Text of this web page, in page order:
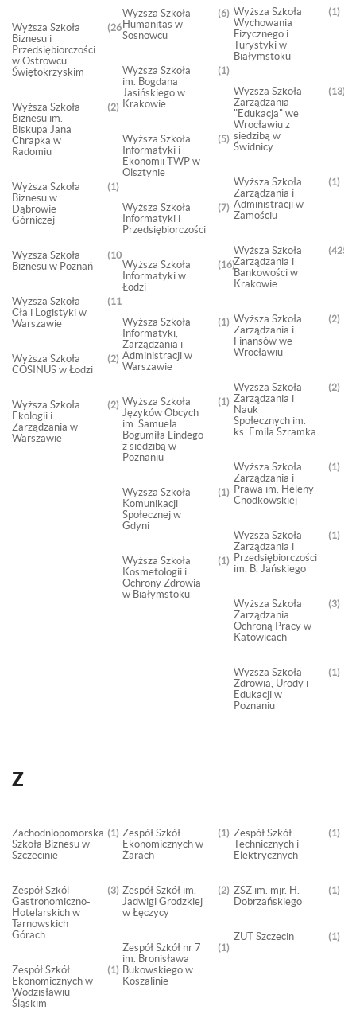
Wyższa Szkoła
Biznesu i
Przedsiębiorczości
w Ostrowcu
Świętokrzyskim
26
Wyższa Szkoła
Biznesu im.
Biskupa Jana
Chrapka w
Radomiu
2
Wyższa Szkoła
Biznesu w
Dąbrowie
Górniczej
1
Wyższa Szkoła
Biznesu w Poznań
10
Wyższa Szkoła
Cła i Logistyki w
Warszawie
11
Wyższa Szkoła
COSINUS w Łodzi
2
Wyższa Szkoła
Ekologii i
Zarządzania w
Warszawie
2
Wyższa Szkoła
Humanitas w
Sosnowcu
6
Wyższa Szkoła
im. Bogdana
Jasińskiego w
Krakowie
1
Wyższa Szkoła
Informatyki i
Ekonomii TWP w
Olsztynie
5
Wyższa Szkoła
Informatyki i
Przedsiębiorczości
7
Wyższa Szkoła
Informatyki w
Łodzi
16
Wyższa Szkoła
Informatyki,
Zarządzania i
Administracji w
Warszawie
1
Wyższa Szkoła
Języków Obcych
im. Samuela
Bogumiła Lindego
z siedzibą w
Poznaniu
1
Wyższa Szkoła
Komunikacji
Społecznej w
Gdyni
1
Wyższa Szkoła
Kosmetologii i
Ochrony Zdrowia
w Białymstoku
1
Wyższa Szkoła
Wychowania
Fizycznego i
Turystyki w
Białymstoku
1
Wyższa Szkoła
Zarządzania
"Edukacja" we
Wrocławiu z
siedzibą w
Świdnicy
13
Wyższa Szkoła
Zarządzania i
Administracji w
Zamościu
1
Wyższa Szkoła
Zarządzania i
Bankowości w
Krakowie
425
Wyższa Szkoła
Zarządzania i
Finansów we
Wrocławiu
2
Wyższa Szkoła
Zarządzania i
Nauk
Społecznych im.
ks. Emila Szramka
2
Wyższa Szkoła
Zarządzania i
Prawa im. Heleny
Chodkowskiej
1
Wyższa Szkoła
Zarządzania i
Przedsiębiorczości
im. B. Jańskiego
1
Wyższa Szkoła
Zarządzania
Ochroną Pracy w
Katowicach
3
Wyższa Szkoła
Zdrowia, Urody i
Edukacji w
Poznaniu
1
Z
Zachodniopomorska
Szkoła Biznesu w
Szczecinie
1
Zespół Szkól
Gastronomiczno-
Hotelarskich w
Tarnowskich
Górach
3
Zespół Szkół
Ekonomicznych w
Wodzisławiu
Śląskim
1
Zespół Szkół
Ekonomicznych w
Żarach
1
Zespół Szkół im.
Jadwigi Grodzkiej
w Łęczycy
2
Zespół Szkół nr 7
im. Bronisława
Bukowskiego w
Koszalinie
1
Zespół Szkół
Technicznych i
Elektrycznych
1
ZSZ im. mjr. H.
Dobrzańskiego
1
ZUT Szczecin 1